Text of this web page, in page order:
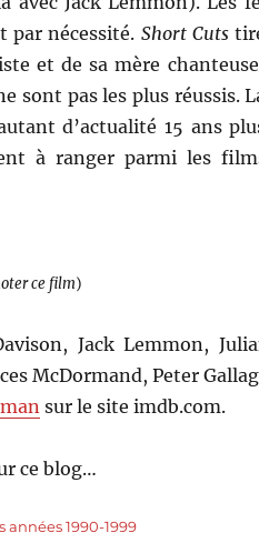
par nécessité. Short Cuts
et de sa mère
pas les plus réussis.
d’actualité 15 ans
à ranger parmi les
ce film)
Jack Lemmon,
McDormand, Peter
sur le site imdb.com.
ce blog…
années 1990-1999